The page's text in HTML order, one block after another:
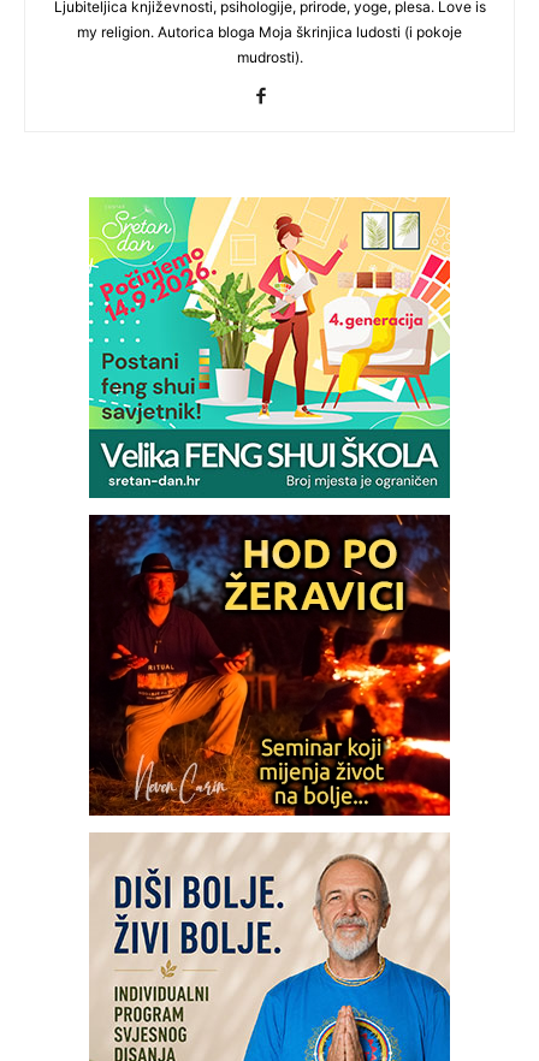
Ljubiteljica književnosti, psihologije, prirode, yoge, plesa. Love is
my religion. Autorica bloga Moja škrinjica ludosti (i pokoje
mudrosti).